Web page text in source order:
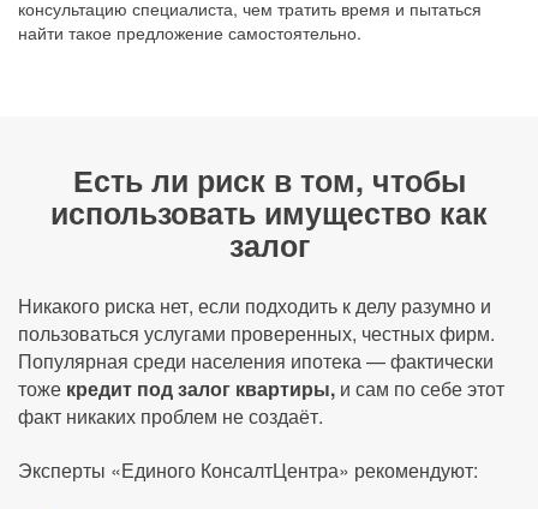
консультацию специалиста, чем тратить время и пытаться
найти такое предложение самостоятельно.
Есть ли риск в том, чтобы
использовать имущество как
залог
Никакого риска нет, если подходить к делу разумно и
пользоваться услугами проверенных, честных фирм.
Популярная среди населения ипотека — фактически
тоже кредит под залог квартиры, и сам по себе этот
факт никаких проблем не создаёт.
Эксперты «Единого КонсалтЦентра» рекомендуют: